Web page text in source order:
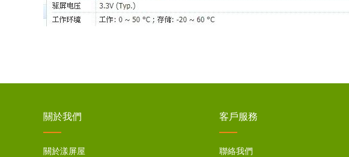
關於我們
關於漾屏屋
客戶服務
聯絡我們